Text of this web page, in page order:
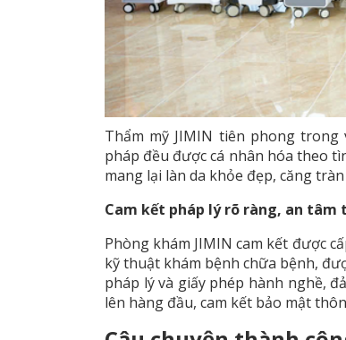
Thẩm mỹ JIMIN tiên phong
pháp đều được cá nhân hóa theo
mang lại làn da khỏe đẹp, căng
Cam kết pháp lý rõ ràng, an tâm
Phòng khám JIMIN cam kết được
kỹ thuật khám bệnh chữa bệnh,
pháp lý và giấy phép hành nghề,
lên hàng đầu, cam kết bảo mật